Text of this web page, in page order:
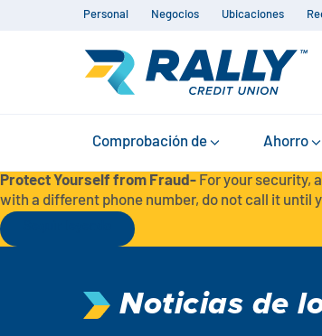
Personal Negocios Ubicaciones
Comprobación de Ahorro
Protect Yourself from Fraud- For your security,
with a different phone number, do not call it until
Noticias de